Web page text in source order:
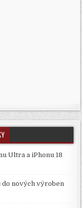
Ultra a iPhonu 18
nových výroben